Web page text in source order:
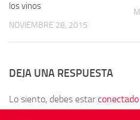
los vinos
NOVIEMBRE 28, 2015
DEJA UNA RESPUESTA
Lo siento, debes estarconectado